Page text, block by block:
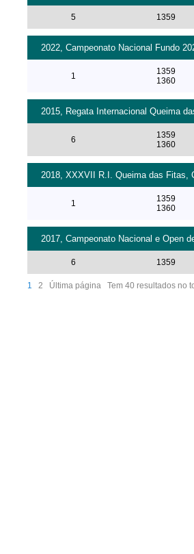
5 1359
2022, Campeonato Nacional Fundo
1
1359
1360
2015, Regata Internacional Queima
6
1359
1360
2018, XXXVII R.I. Queima das Fitas,
1
1359
1360
2017, Campeonato Nacional e Open
6 1359
1 2 Última página Tem 40 resultados no